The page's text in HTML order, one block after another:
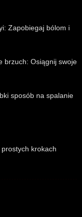
Zapobiegaj bólom i
brzuch: Osiągnij swoje
sposób na spalanie
krokach